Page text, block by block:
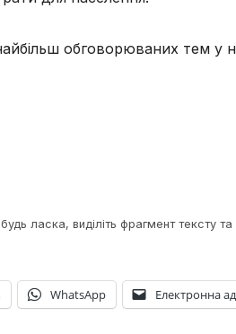
обговорюваних тем у
ласка, виділіть фрагмент тексту та
WhatsApp Електронна